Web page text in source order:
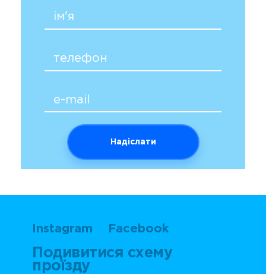
Instagram Facebook
Подивитися схему
проїзду